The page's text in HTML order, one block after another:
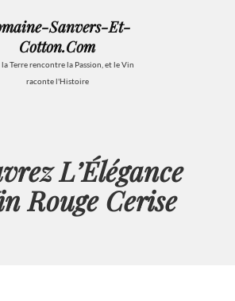
Sanvers-Et-
Cotton.com
la Terre rencontre la Passion, et le Vin
raconte l'Histoire
L’Élégance
Rouge Cerise